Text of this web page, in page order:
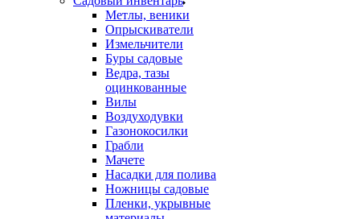
Метлы, веники
Опрыскиватели
Измельчители
Буры садовые
Ведра, тазы
оцинкованные
Вилы
Воздуходувки
Газонокосилки
Грабли
Мачете
Насадки для полива
Ножницы садовые
Пленки, укрывные